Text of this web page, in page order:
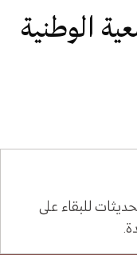
الوطنية
للبقاء على